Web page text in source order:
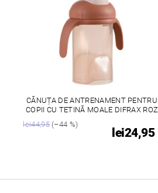
CĂNUȚA DE ANTRENAMENT PENTRU
COPII CU TETINĂ MOALE DIFRAX ROZ
lei44,95(–44 %)
lei24,95